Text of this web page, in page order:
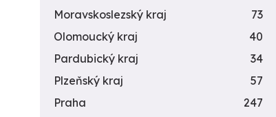
Moravskoslezský kraj
73
Olomoucký kraj
40
Pardubický kraj
34
Plzeňský kraj
57
Praha
247